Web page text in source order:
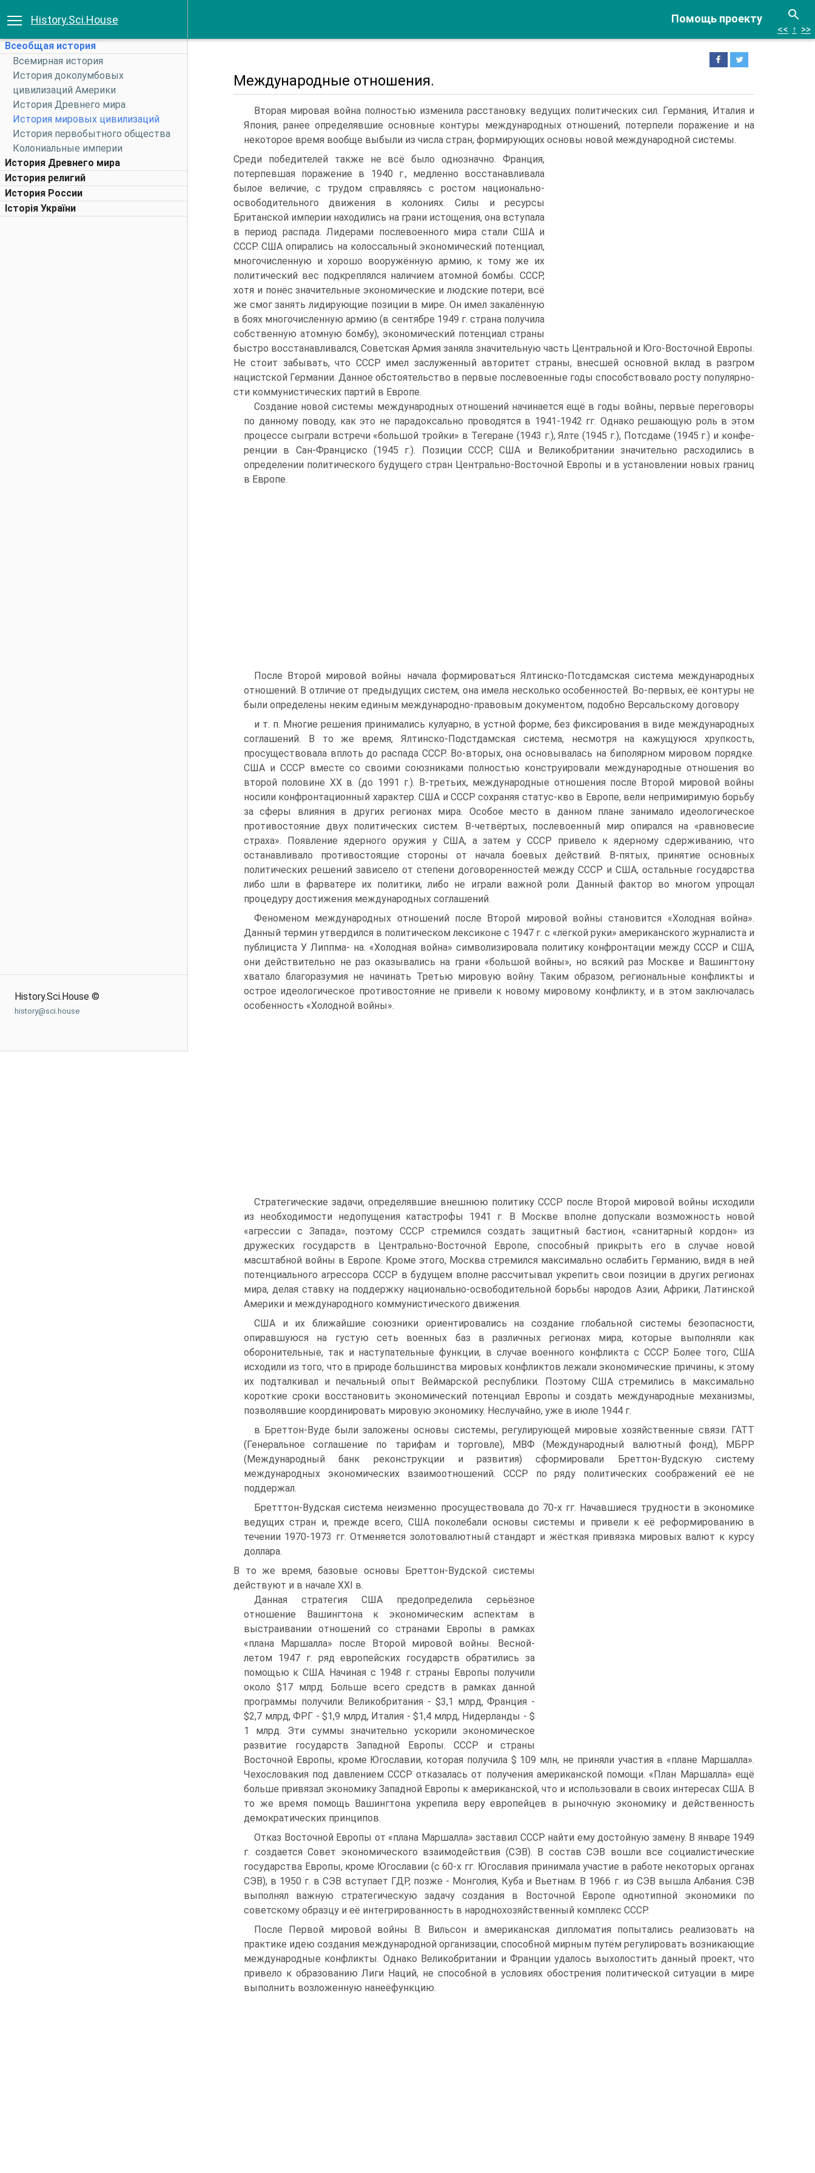
Помощь проекту
History.Sci.House
Всеобщая история
Всемирная история
История доколумбовых
цивилизаций Америки
История Древнего мира
История мировых цивилизаций
История первобытного общества
Колониальные империи
История Древнего мира
История религий
История России
Історія України
History.Sci.House ©
history@sci.house
<< ↑ >>
Международные отношения.
Вторая мировая война полностью изменила расстановку ведущих политических сил. Германия, Италия и
Япония, ранее опре­делявшие основные контуры международных отношений, потерпели поражение и на
некоторое время вообще выбыли из числа стран, формирующих основы но­вой международной системы.
Среди победителей также не всё было однозначно. Франция,
потерпевшая поражение в 1940 г., медленно восстанавливала
былое ве­личие, с трудом справляясь с ростом национально-
освободительного движения в колониях. Силы и ресурсы
Британской империи находились на грани истоще­ния, она вступала
в период распада. Лидерами послевоенного мира стали США и
СССР. США опирались на колоссальный экономический потенциал,
многочис­ленную и хорошо вооружённую армию, к тому же их
политический вес подкре­плялся наличием атомной бомбы. СССР,
хотя и понёс значительные экономи­ческие и людские потери, всё
же смог занять лидирующие позиции в мире. Он имел закалённую
в боях многочисленную армию (в сентябре 1949 г. страна по­лучила
собственную атомную бомбу), экономический потенциал страны
быстро восстанавливался, Советская Армия заняла значительную часть Центральной и Юго-Восточной Европы.
Не стоит забывать, что СССР имел заслуженный авто­ритет страны, внесшей основной вклад в разгром
нацистской Германии. Данное обстоятельство в первые послевоенные годы способствовало росту популярно­
сти коммунистических партий в Европе.
Создание новой системы международных отношений начинается ещё в годы войны, первые переговоры
по данному поводу, как это не парадоксально прово­дятся в 1941-1942 гг. Однако решающую роль в этом
процессе сыграли встречи «большой тройки» в Тегеране (1943 г.), Ялте (1945 г.), Потсдаме (1945 г.) и конфе­
ренции в Сан-Франциско (1945 г.). Позиции СССР, США и Великобритании зна­чительно расходились в
определении политического будущего стран Централь­но-Восточной Европы и в установлении новых границ
в Европе.
После Второй мировой войны начала формироваться Ялтинско-Потсдамская система международных
отношений. В отличие от предыдущих систем, она име­ла несколько особенностей. Во-первых, её контуры не
были определены неким единым международно-правовым документом, подобно Версальскому договору
и т. п. Многие решения принимались кулуарно, в устной форме, без фиксирова­ния в виде международных
соглашений. В то же время, Ялтинско-Подстдамская система, несмотря на кажущуюся хрупкость,
просуществовала вплоть до распада СССР. Во-вторых, она основывалась на биполярном мировом порядке.
США и СССР вместе со своими союзниками полностью конструировали международ­ные отношения во
второй половине ХХ в. (до 1991 г.). В-третьих, международные отношения после Второй мировой войны
носили конфронтационный харак­тер. США и СССР сохраняя статус-кво в Европе, вели непримиримую борьбу
за сферы влияния в других регионах мира. Особое место в данном плане занимало идеологическое
противостояние двух политических систем. В-четвёртых, по­слевоенный мир опирался на «равновесие
страха». Появление ядерного оружия у США, а затем у СССР привело к ядерному сдерживанию, что
останавливало противостоящие стороны от начала боевых действий. В-пятых, принятие основ­ных
политических решений зависело от степени договоренностей между СССР и США, остальные государства
либо шли в фарватере их политики, либо не играли важной роли. Данный фактор во многом упрощал
процедуру достижения меж­дународных соглашений.
Феноменом международных отношений после Второй мировой войны стано­вится «Холодная война».
Данный термин утвердился в политическом лексиконе с 1947 г. с «лёгкой руки» американского журналиста и
публициста У Липпма- на. «Холодная война» символизировала политику конфронтации между СССР и США,
они действительно не раз оказывались на грани «большой войны», но всякий раз Москве и Вашингтону
хватало благоразумия не начинать Третью ми­ровую войну. Таким образом, региональные конфликты и
острое идеологическое противостояние не привели к новому мировому конфликту, и в этом заключа­лась
особенность «Холодной войны».
Стратегические задачи, определявшие внешнюю политику СССР после Вто­рой мировой войны исходили
из необходимости недопущения катастрофы 1941 г. В Москве вполне допускали возможность новой
«агрессии с Запада», поэтому СССР стремился создать защитный бастион, «санитарный кордон» из
дружеских государств в Центрально-Восточной Европе, способный прикрыть его в случае новой
масштабной войны в Европе. Кроме этого, Москва стремился максималь­но ослабить Германию, видя в ней
потенциального агрессора. СССР в будущем вполне рассчитывал укрепить свои позиции в других регионах
мира, делая став­ку на поддержку национально-освободительной борьбы народов Азии, Африки, Латинской
Америки и международного коммунистического движения.
США и их ближайшие союзники ориентировались на создание глобальной системы безопасности,
опиравшуюся на густую сеть военных баз в различных регионах мира, которые выполняли как
оборонительные, так и наступательные функции, в случае военного конфликта с СССР. Более того, США
исходили из того, что в природе большинства мировых конфликтов лежали экономические причины, к этому
их подталкивал и печальный опыт Веймарской республики. Поэтому США стремились в максимально
короткие сроки восстановить эко­номический потенциал Европы и создать международные механизмы,
позво­лявшие координировать мировую экономику. Неслучайно, уже в июле 1944 г.
в Бреттон-Вуде были заложены основы системы, регулирующей мировые хозяй­ственные связи. ГАТТ
(Генеральное соглашение по тарифам и торговле), МВФ (Международный валютный фонд), МБРР
(Международный банк реконструк­ции и развития) сформировали Бреттон-Вудскую систему
международных эко­номических взаимоотношений. СССР по ряду политических соображений её не
поддержал.
Бретттон-Вудская система неизменно просуществовала до 70-х гг. Начав­шиеся трудности в экономике
ведущих стран и, прежде всего, США поколебали основы системы и привели к её реформированию в
течении 1970-1973 гг. Отме­няется золотовалютный стандарт и жёсткая привязка мировых валют к курсу
доллара.
В то же время, базовые основы Бреттон-Вудской системы
действуют и в начале XXI в.
Данная стратегия США предопределила серьёзное
отношение Вашингтона к экономическим аспектам в
выстраивании отношений со странами Европы в рамках
«плана Маршалла» после Второй мировой войны. Весной-
летом 1947 г. ряд европейских государств обратились за
помощью к США. Начиная с 1948 г. страны Европы получили
около $17 млрд. Больше всего средств в рамках данной
программы получили: Великобритания - $3,1 млрд, Франция -
$2,7 млрд, ФРГ - $1,9 млрд, Италия - $1,4 млрд, Нидерланды - $
1 млрд. Эти суммы значительно ускорили экономическое
развитие государств Западной Европы. СССР и страны
Восточной Европы, кроме Югославии, которая получила $ 109 млн, не приняли участия в «плане Маршалла».
Чехословакия под давлением СССР отказалась от получения американской помощи. «План Маршалла» ещё
больше привязал эко­номику Западной Европы к американской, что и использовали в своих интересах США. В
то же время помощь Вашингтона укрепила веру европейцев в рыночную экономику и действенность
демократических принципов.
Отказ Восточной Европы от «плана Маршалла» заставил СССР найти ему достойную замену. В январе 1949
г. создается Совет экономического взаимодей­ствия (СЭВ). В состав СЭВ вошли все социалистические
государства Европы, кроме Югославии (с 60-х гг. Югославия принимала участие в работе некоторых органах
СЭВ), в 1950 г. в СЭВ вступает ГДР, позже - Монголия, Куба и Вьетнам. В 1966 г. из СЭВ вышла Албания. СЭВ
выполнял важную стратегическую задачу создания в Восточной Европе однотипной экономики по
советскому образцу и её интегрированность в народнохозяйственный комплекс СССР.
После Первой мировой войны В. Вильсон и американская дипломатия по­пытались реализовать на
практике идею создания международной организации, способной мирным путём регулировать возникающие
международные конфлик­ты. Однако Великобритании и Франции удалось выхолостить данный проект, что
привело к образованию Лиги Наций, не способной в условиях обострения поли­тической ситуации в мире
выполнить возложенную нанеёфункцию.